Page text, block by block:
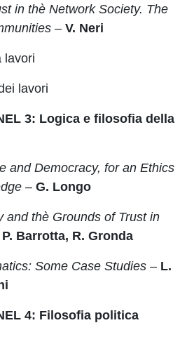
in thè Network Society. The
– V. Neri
lavori
lavori
3: Logica e filosofia della
and Democracy, for an Ethics
– G. Longo
and thè Grounds of Trust in
P. Barrotta, R. Gronda
Some Case Studies – L.
4: Filosofia politica